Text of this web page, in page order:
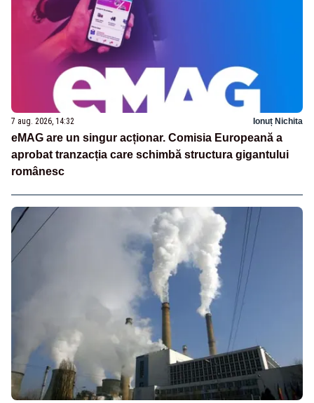
7 aug. 2026, 14:32 Ionuț Nichita
eMAG are un singur acționar. Comisia Europeană a
aprobat tranzacția care schimbă structura gigantului
românesc